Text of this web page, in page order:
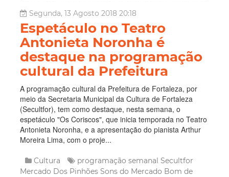
Segunda, 13 Agosto 2018 20:18
Espetáculo no Teatro
Antonieta Noronha é
destaque na programação
cultural da Prefeitura
A programação cultural da Prefeitura de Fortaleza, por
meio da Secretaria Municipal da Cultura de Fortaleza
(Secultfor), tem como destaque, nesta semana, o
espetáculo "Os Coriscos", que inicia temporada no Teatro
Antonieta Noronha, e a apresentação do pianista Arthur
Moreira Lima, com o proje...
Cultura programação semanal Secultfor
Mercado Dos Pinhões Sons do Mercado Bom de